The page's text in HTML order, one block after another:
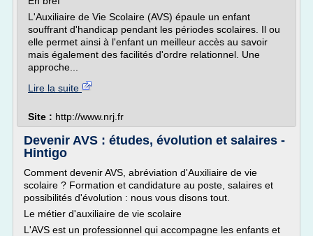
L'Auxiliaire de Vie Scolaire (AVS) épaule un enfant
souffrant d'handicap pendant les périodes scolaires. Il ou
elle permet ainsi à l'enfant un meilleur accès au savoir
mais également des facilités d'ordre relationnel. Une
approche...
Lire la suite
Site : http://www.nrj.fr
Devenir AVS : études, évolution et salaires -
Hintigo
Comment devenir AVS, abréviation d'Auxiliaire de vie
scolaire ? Formation et candidature au poste, salaires et
possibilités d'évolution : nous vous disons tout.
Le métier d'auxiliaire de vie scolaire
L'AVS est un professionnel qui accompagne les enfants et